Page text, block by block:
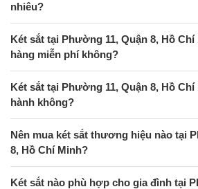
nhiêu?
Két sắt tại Phường 11, Quận 8, Hồ
hàng miễn phí không?
Két sắt tại Phường 11, Quận 8, Hồ
hành không?
Nên mua két sắt thương hiệu nào tại
8, Hồ Chí Minh?
Két sắt nào phù hợp cho gia đình tại